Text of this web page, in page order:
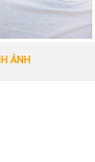
ẢNH